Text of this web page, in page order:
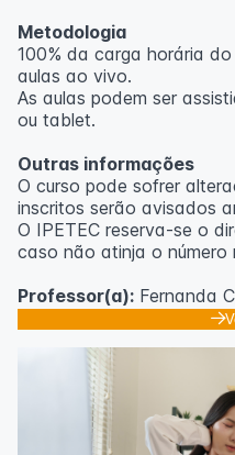
Metodologia
100% da carga horária
aulas ao vivo.
As aulas podem ser
ou tablet.
Outras informações
O curso pode sofrer
inscritos serão avisados
O IPETEC reserva-se o
caso não atinja o número
Professor(a): Fernanda